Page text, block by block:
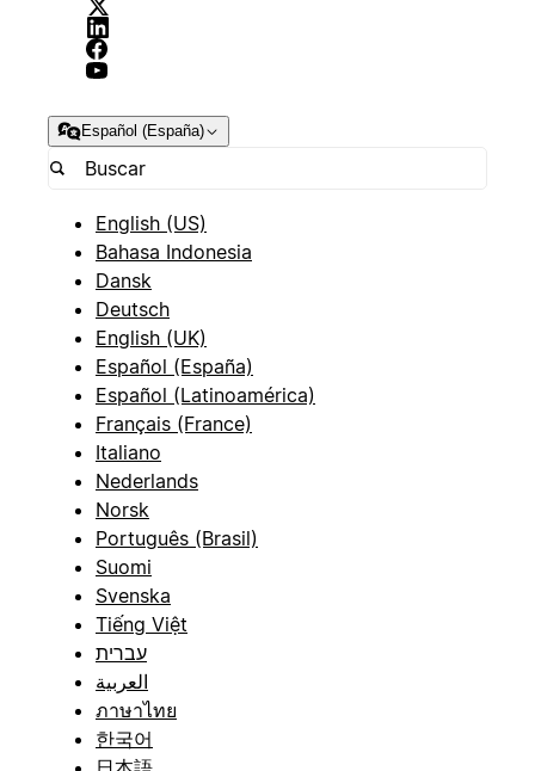
Español (España)
English (US)
Bahasa Indonesia
Dansk
Deutsch
English (UK)
Español (España)
Español (Latinoamérica)
Français (France)
Italiano
Nederlands
Norsk
Português (Brasil)
Suomi
Svenska
Tiếng Việt
עברית
العربية
ภาษาไทย
한국어